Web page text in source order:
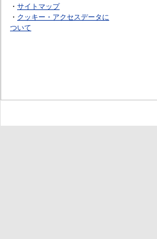
・ サイトマップ
・ クッキー・アクセスデータに
ついて